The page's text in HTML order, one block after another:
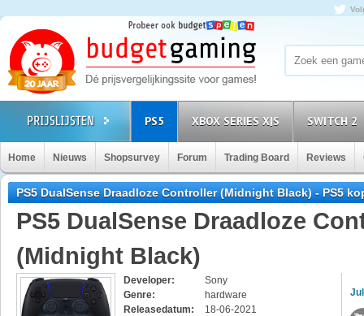
PS5 XBOX SERIES X|S SWITCH 2
Home Nieuws Shopsurvey Forum Trading Board Reviews
PS5 DualSense Draadloze Controller (Midnight Black) - PS5
PS5 DualSense Draadloze
(Midnight Black)
Developer:
Sony
Genre:
hardware
Releasedatum:
18-06-2021